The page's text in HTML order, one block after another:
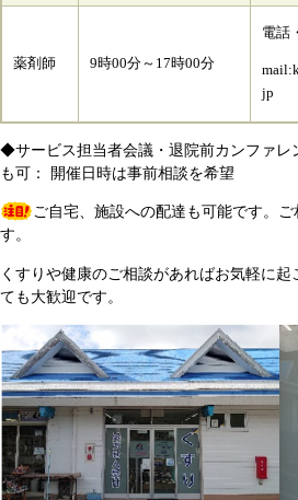
薬剤師 9時00分～17時00分
電話
jp
◆サービス担当者会議・退院前カンファ
も可： 開催日時は事前相談を希望
ご自宅、施設への配達も可能です。
す。
くすりや健康のご相談があればお気軽に起
ても大歓迎です。